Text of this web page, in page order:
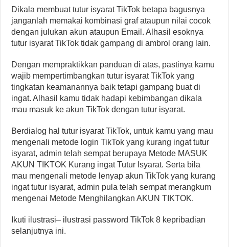
Dikala membuat tutur isyarat TikTok betapa bagusnya
janganlah memakai kombinasi graf ataupun nilai cocok
dengan julukan akun ataupun Email. Alhasil esoknya
tutur isyarat TikTok tidak gampang di ambrol orang lain.
Dengan mempraktikkan panduan di atas, pastinya kamu
wajib mempertimbangkan tutur isyarat TikTok yang
tingkatan keamanannya baik tetapi gampang buat di
ingat. Alhasil kamu tidak hadapi kebimbangan dikala
mau masuk ke akun TikTok dengan tutur isyarat.
Berdialog hal tutur isyarat TikTok, untuk kamu yang mau
mengenali metode login TikTok yang kurang ingat tutur
isyarat, admin telah sempat berupaya Metode MASUK
AKUN TIKTOK Kurang ingat Tutur Isyarat. Serta bila
mau mengenali metode lenyap akun TikTok yang kurang
ingat tutur isyarat, admin pula telah sempat merangkum
mengenai Metode Menghilangkan AKUN TIKTOK.
Ikuti ilustrasi– ilustrasi password TikTok 8 kepribadian
selanjutnya ini.